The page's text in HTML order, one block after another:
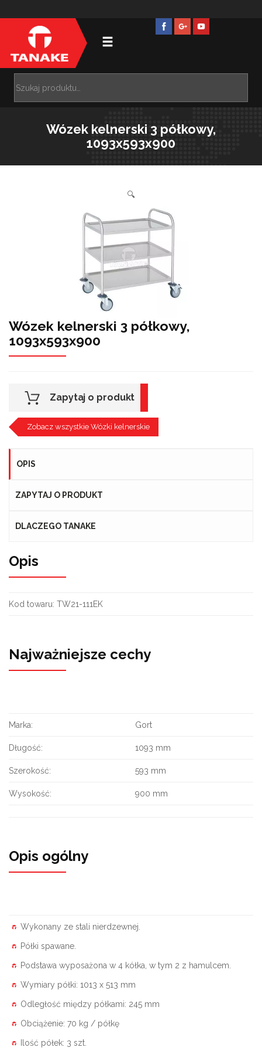
Wózek kelnerski 3 półkowy,
1093x593x900
🔍
Wózek kelnerski 3 półkowy,
1093x593x900
Zapytaj o produkt
Zobacz wszystkie Wózki kelnerskie
OPIS
ZAPYTAJ O PRODUKT
DLACZEGO TANAKE
Opis
Kod towaru: TW21-111EK
Najważniejsze cechy
Marka: Gort
Długość: 1093 mm
Szerokość: 593 mm
Wysokość: 900 mm
Opis ogólny
Wykonany ze stali nierdzewnej.
Półki spawane.
Podstawa wyposażona w 4 kółka, w tym 2 z hamulcem.
Wymiary półki: 1013 x 513 mm
Odległość między półkami: 245 mm
Obciążenie: 70 kg / półkę
Ilość półek: 3 szt.